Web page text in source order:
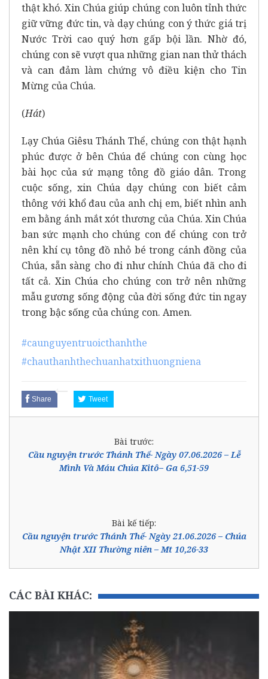
thật khó. Xin Chúa giúp chúng con luôn tỉnh thức
giữ vững đức tin, và dạy chúng con ý thức giá trị
Nước Trời cao quý hơn gấp bội lần. Nhờ đó,
chúng con sẽ vượt qua những gian nan thử thách
và can đảm làm chứng vô điều kiện cho Tin
Mừng của Chúa.
(Hát)
Lạy Chúa Giêsu Thánh Thể, chúng con thật hạnh
phúc được ở bên Chúa để chúng con cùng học
bài học của sứ mạng tông đồ giáo dân. Trong
cuộc sống, xin Chúa dạy chúng con biết cảm
thông với khổ đau của anh chị em, biết nhìn anh
em bằng ánh mắt xót thương của Chúa. Xin Chúa
ban sức mạnh cho chúng con để chúng con trở
nên khí cụ tông đồ nhỏ bé trong cánh đồng của
Chúa, sẵn sàng cho đi như chính Chúa đã cho đi
tất cả. Xin Chúa cho chúng con trở nên những
mẫu gương sống động của đời sống đức tin ngay
trong bậc sống của chúng con. Amen.
#caunguyentruoicthanhthe
#chauthanhthechuanhatxithuongniena
Share Tweet
Bài trước:
Cầu nguyện trước Thánh Thể- Ngày 07.06.2026 – Lễ
Mình Và Máu Chúa Kitô– Ga 6,51-59
Bài kế tiếp:
Cầu nguyện trước Thánh Thể- Ngày 21.06.2026 – Chúa
Nhật XII Thường niên – Mt 10,26-33
CÁC BÀI KHÁC: